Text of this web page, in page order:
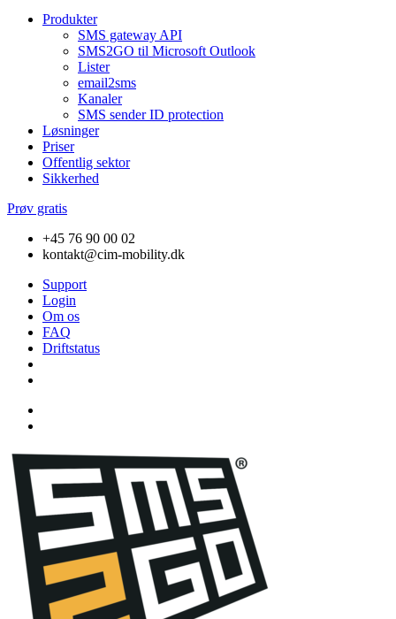
Produkter
SMS gateway API
SMS2GO til Microsoft Outlook
Lister
email2sms
Kanaler
SMS sender ID protection
Løsninger
Priser
Offentlig sektor
Sikkerhed
Prøv gratis
+45 76 90 00 02
kontakt@cim-mobility.dk
Support
Login
Om os
FAQ
Driftstatus